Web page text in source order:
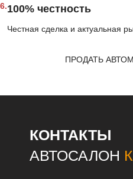
6.100% честность
Честная сделка и актуальная
ПРОДАТЬ
КОНТАКТЫ
АВТОСАЛОН